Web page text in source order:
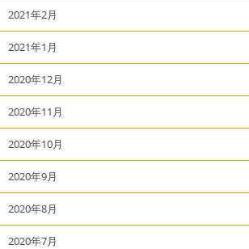
2021年2月
2021年1月
2020年12月
2020年11月
2020年10月
2020年9月
2020年8月
2020年7月